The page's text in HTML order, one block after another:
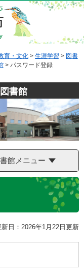
育・文化 > 生涯学習 > 図書
> パスワード登録
書館
館メニュー
新日：2026年1月22日更新